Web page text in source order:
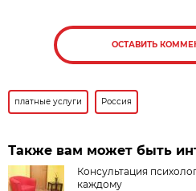
ОСТАВИТЬ
платные услуги Россия
Также вам может быть
Консультация
каждому